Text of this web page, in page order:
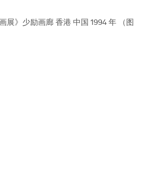
展》少励画廊 香港 中国 1994 年 （图